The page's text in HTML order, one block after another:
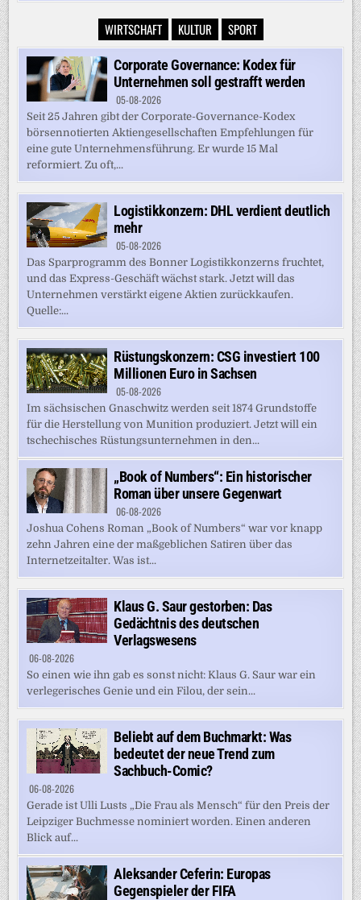
WIRTSCHAFT KULTUR SPORT
Corporate Governance: Kodex für
Unternehmen soll gestrafft werden
05-08-2026
Seit 25 Jahren gibt der Corporate-Governance-Kodex
börsennotierten Aktiengesellschaften Empfehlungen für
eine gute Unternehmensführung. Er wurde 15 Mal
reformiert. Zu oft,...
Logistikkonzern: DHL verdient deutlich
mehr
05-08-2026
Das Sparprogramm des Bonner Logistikkonzerns fruchtet,
und das Express-Geschäft wächst stark. Jetzt will das
Unternehmen verstärkt eigene Aktien zurückkaufen.
Quelle:...
Rüstungskonzern: CSG investiert 100
Millionen Euro in Sachsen
05-08-2026
Im sächsischen Gnaschwitz werden seit 1874 Grundstoffe
für die Herstellung von Munition produziert. Jetzt will ein
tschechisches Rüstungsunternehmen in den...
„Book of Numbers“: Ein historischer
Roman über unsere Gegenwart
06-08-2026
Joshua Cohens Roman „Book of Numbers“ war vor knapp
zehn Jahren eine der maßgeblichen Satiren über das
Internetzeitalter. Was ist...
Klaus G. Saur gestorben: Das
Gedächtnis des deutschen
Verlagswesens
06-08-2026
So einen wie ihn gab es sonst nicht: Klaus G. Saur war ein
verlegerisches Genie und ein Filou, der sein...
Beliebt auf dem Buchmarkt: Was
bedeutet der neue Trend zum
Sachbuch-Comic?
06-08-2026
Gerade ist Ulli Lusts „Die Frau als Mensch“ für den Preis der
Leipziger Buchmesse nominiert worden. Einen anderen
Blick auf...
Aleksander Ceferin: Europas
Gegenspieler der FIFA